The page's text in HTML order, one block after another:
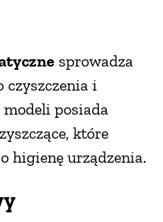
sprowadza
czyszczenia i
posiada
które
higienę urządzenia.